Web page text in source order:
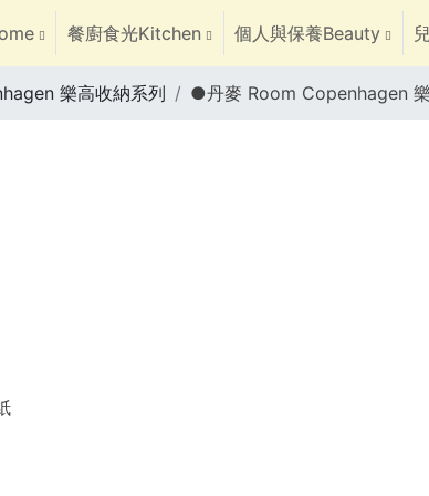
餐廚食光Kitchen 個人與保養Beauty
樂高收納系列 ●丹麥 Room Copenhagen 樂